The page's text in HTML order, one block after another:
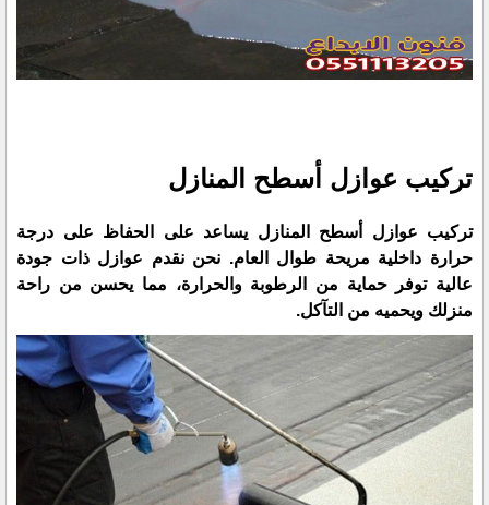
تركيب عوازل أسطح المنازل
تركيب عوازل أسطح المنازل يساعد على الحفاظ على درجة
حرارة داخلية مريحة طوال العام. نحن نقدم عوازل ذات جودة
عالية توفر حماية من الرطوبة والحرارة، مما يحسن من راحة
منزلك ويحميه من التآكل.